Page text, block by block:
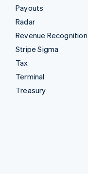
Payouts
Radar
Revenue Recognition
Stripe Sigma
Tax
Terminal
Treasury